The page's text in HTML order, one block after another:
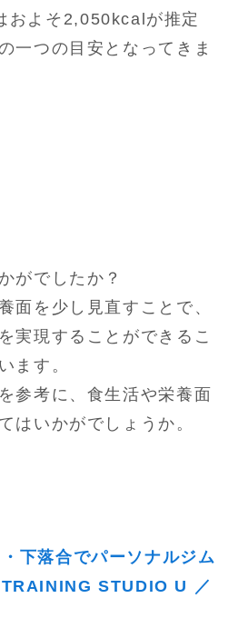
およそ2,050kcalが推定
一つの目安となってきま
がでしたか？
面を少し見直すことで、
実現することができるこ
ます。
参考に、食生活や栄養面
はいかがでしょうか。
下落合でパーソナルジム
STUDIO U ／